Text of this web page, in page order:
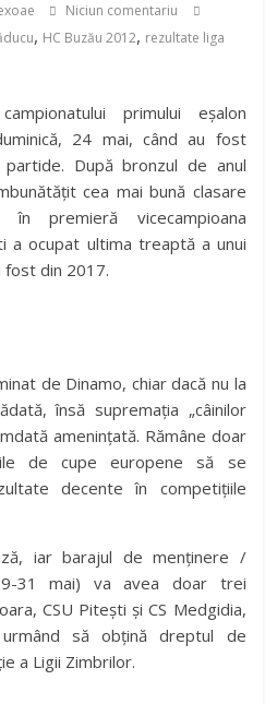
Niciun comentariu
, HC Buzău 2012, rezultate liga
primului eșalon
24 mai, când au fost
După bronzul de anul
cea mai bună clasare
premieră vicecampioana
a ocupat ultima treaptă a unui
fost din 2017.
de Dinamo, chiar dacă nu la
însă supremația „câinilor
amenințată. Rămâne doar
de cupe europene să se
decente în competițiile
iar barajul de menținere /
31 mai) va avea doar trei
CSU Pitești și CS Medgidia,
să obțină dreptul de
a Ligii Zimbrilor.